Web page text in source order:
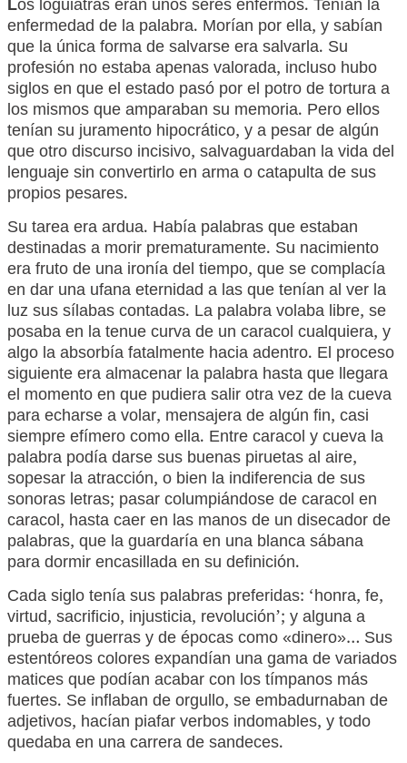
Los loguiatras eran unos seres enfermos. Tenían la
enfermedad de la palabra. Morían por ella, y sabían
que la única forma de salvarse era salvarla. Su
profesión no estaba apenas valorada, incluso hubo
siglos en que el estado pasó por el potro de tortura a
los mismos que amparaban su memoria. Pero ellos
tenían su juramento hipocrático, y a pesar de algún
que otro discurso incisivo, salvaguardaban la vida del
lenguaje sin convertirlo en arma o catapulta de sus
propios pesares.
Su tarea era ardua. Había palabras que estaban
destinadas a morir prematuramente. Su nacimiento
era fruto de una ironía del tiempo, que se complacía
en dar una ufana eternidad a las que tenían al ver la
luz sus sílabas contadas. La palabra volaba libre, se
posaba en la tenue curva de un caracol cualquiera, y
algo la absorbía fatalmente hacia adentro. El proceso
siguiente era almacenar la palabra hasta que llegara
el momento en que pudiera salir otra vez de la cueva
para echarse a volar, mensajera de algún fin, casi
siempre efímero como ella. Entre caracol y cueva la
palabra podía darse sus buenas piruetas al aire,
sopesar la atracción, o bien la indiferencia de sus
sonoras letras; pasar columpiándose de caracol en
caracol, hasta caer en las manos de un disecador de
palabras, que la guardaría en una blanca sábana
para dormir encasillada en su definición.
Cada siglo tenía sus palabras preferidas: ‘honra, fe,
virtud, sacrificio, injusticia, revolución’; y alguna a
prueba de guerras y de épocas como «dinero»… Sus
estentóreos colores expandían una gama de variados
matices que podían acabar con los tímpanos más
fuertes. Se inflaban de orgullo, se embadurnaban de
adjetivos, hacían piafar verbos indomables, y todo
quedaba en una carrera de sandeces.